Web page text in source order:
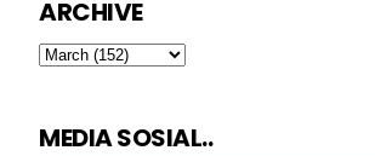
ARCHIVE
MEDIA SOSIAL..